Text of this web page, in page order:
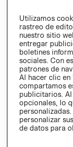
Utilizamos
rastreo de
nuestro sitio
entregar
boletines
sociales. Con
patrones de
Al hacer clic en
compartamos
publicitarios. Al
opcionales, lo
personalizar
de datos para